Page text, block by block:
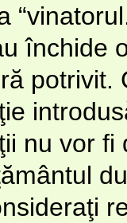
închide
potrivit.
nu vor fi